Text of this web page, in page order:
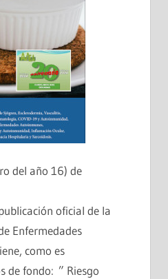
del año 16) de
oficial de la
Enfermedades
como es
de fondo: ” Riesgo